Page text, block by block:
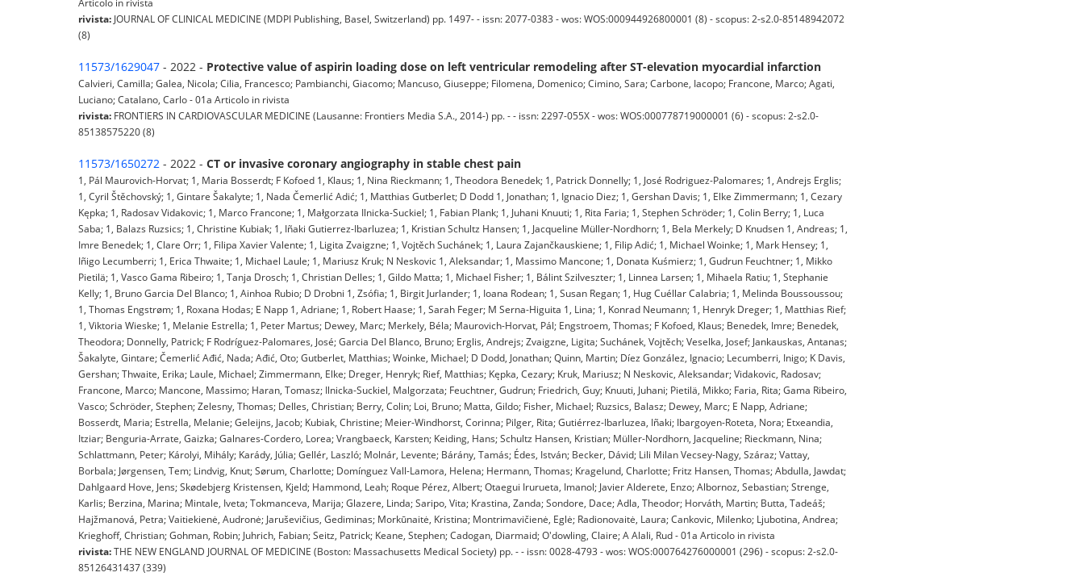
rivista: JOURNAL OF CLINICAL MEDICINE (MDPI Publishing, Basel, Switzerland) pp. 1497- - issn: 2077-0383 - wos: WOS:000944926800001 (8) - scopus: 2-s2.0-85148942072
(8)
11573/1629047 - 2022 - Protective value of aspirin loading dose on left ventricular remodeling after ST-elevation myocardial infarction
Calvieri, Camilla; Galea, Nicola; Cilia, Francesco; Pambianchi, Giacomo; Mancuso, Giuseppe; Filomena, Domenico; Cimino, Sara; Carbone, Iacopo; Francone, Marco; Agati,
Luciano; Catalano, Carlo - 01a Articolo in rivista
rivista: FRONTIERS IN CARDIOVASCULAR MEDICINE (Lausanne: Frontiers Media S.A., 2014-) pp. - - issn: 2297-055X - wos: WOS:000778719000001 (6) - scopus: 2-s2.0-
85138575220 (8)
11573/1650272 - 2022 - CT or invasive coronary angiography in stable chest pain
1, Pál Maurovich-Horvat; 1, Maria Bosserdt; F Kofoed 1, Klaus; 1, Nina Rieckmann; 1, Theodora Benedek; 1, Patrick Donnelly; 1, José Rodriguez-Palomares; 1, Andrejs Erglis;
1, Cyril Štěchovský; 1, Gintare Šakalyte; 1, Nada Čemerlić Adić; 1, Matthias Gutberlet; D Dodd 1, Jonathan; 1, Ignacio Diez; 1, Gershan Davis; 1, Elke Zimmermann; 1, Cezary
Kępka; 1, Radosav Vidakovic; 1, Marco Francone; 1, Małgorzata Ilnicka-Suckiel; 1, Fabian Plank; 1, Juhani Knuuti; 1, Rita Faria; 1, Stephen Schröder; 1, Colin Berry; 1, Luca
Saba; 1, Balazs Ruzsics; 1, Christine Kubiak; 1, Iñaki Gutierrez-Ibarluzea; 1, Kristian Schultz Hansen; 1, Jacqueline Müller-Nordhorn; 1, Bela Merkely; D Knudsen 1, Andreas; 1,
Imre Benedek; 1, Clare Orr; 1, Filipa Xavier Valente; 1, Ligita Zvaigzne; 1, Vojtěch Suchánek; 1, Laura Zajančkauskiene; 1, Filip Adić; 1, Michael Woinke; 1, Mark Hensey; 1,
Iñigo Lecumberri; 1, Erica Thwaite; 1, Michael Laule; 1, Mariusz Kruk; N Neskovic 1, Aleksandar; 1, Massimo Mancone; 1, Donata Kuśmierz; 1, Gudrun Feuchtner; 1, Mikko
Pietilä; 1, Vasco Gama Ribeiro; 1, Tanja Drosch; 1, Christian Delles; 1, Gildo Matta; 1, Michael Fisher; 1, Bálint Szilveszter; 1, Linnea Larsen; 1, Mihaela Ratiu; 1, Stephanie
Kelly; 1, Bruno Garcia Del Blanco; 1, Ainhoa Rubio; D Drobni 1, Zsófia; 1, Birgit Jurlander; 1, Ioana Rodean; 1, Susan Regan; 1, Hug Cuéllar Calabria; 1, Melinda Boussoussou;
1, Thomas Engstrøm; 1, Roxana Hodas; E Napp 1, Adriane; 1, Robert Haase; 1, Sarah Feger; M Serna-Higuita 1, Lina; 1, Konrad Neumann; 1, Henryk Dreger; 1, Matthias Rief;
1, Viktoria Wieske; 1, Melanie Estrella; 1, Peter Martus; Dewey, Marc; Merkely, Béla; Maurovich-Horvat, Pál; Engstroem, Thomas; F Kofoed, Klaus; Benedek, Imre; Benedek,
Theodora; Donnelly, Patrick; F Rodríguez-Palomares, José; Garcia Del Blanco, Bruno; Erglis, Andrejs; Zvaigzne, Ligita; Suchánek, Vojtěch; Veselka, Josef; Jankauskas, Antanas;
Šakalyte, Gintare; Čemerlić Ađić, Nada; Ađić, Oto; Gutberlet, Matthias; Woinke, Michael; D Dodd, Jonathan; Quinn, Martin; Díez González, Ignacio; Lecumberri, Inigo; K Davis,
Gershan; Thwaite, Erika; Laule, Michael; Zimmermann, Elke; Dreger, Henryk; Rief, Matthias; Kępka, Cezary; Kruk, Mariusz; N Neskovic, Aleksandar; Vidakovic, Radosav;
Francone, Marco; Mancone, Massimo; Haran, Tomasz; Ilnicka-Suckiel, Malgorzata; Feuchtner, Gudrun; Friedrich, Guy; Knuuti, Juhani; Pietilä, Mikko; Faria, Rita; Gama Ribeiro,
Vasco; Schröder, Stephen; Zelesny, Thomas; Delles, Christian; Berry, Colin; Loi, Bruno; Matta, Gildo; Fisher, Michael; Ruzsics, Balasz; Dewey, Marc; E Napp, Adriane;
Bosserdt, Maria; Estrella, Melanie; Geleijns, Jacob; Kubiak, Christine; Meier-Windhorst, Corinna; Pilger, Rita; Gutiérrez-Ibarluzea, Iñaki; Ibargoyen-Roteta, Nora; Etxeandia,
Itziar; Benguria-Arrate, Gaizka; Galnares-Cordero, Lorea; Vrangbaeck, Karsten; Keiding, Hans; Schultz Hansen, Kristian; Müller-Nordhorn, Jacqueline; Rieckmann, Nina;
Schlattmann, Peter; Károlyi, Mihály; Karády, Júlia; Gellér, Laszló; Molnár, Levente; Bárány, Tamás; Édes, István; Becker, Dávid; Lili Milan Vecsey-Nagy, Száraz; Vattay,
Borbala; Jørgensen, Tem; Lindvig, Knut; Sørum, Charlotte; Domínguez Vall-Lamora, Helena; Hermann, Thomas; Kragelund, Charlotte; Fritz Hansen, Thomas; Abdulla, Jawdat;
Dahlgaard Hove, Jens; Skødebjerg Kristensen, Kjeld; Hammond, Leah; Roque Pérez, Albert; Otaegui Irurueta, Imanol; Javier Alderete, Enzo; Albornoz, Sebastian; Strenge,
Karlis; Berzina, Marina; Mintale, Iveta; Tokmanceva, Marija; Glazere, Linda; Saripo, Vita; Krastina, Zanda; Sondore, Dace; Adla, Theodor; Horváth, Martin; Butta, Tadeáš;
Hajžmanová, Petra; Vaitiekienė, Audronė; Jaruševičius, Gediminas; Morkūnaitė, Kristina; Montrimavičienė, Eglė; Radionovaitė, Laura; Cankovic, Milenko; Ljubotina, Andrea;
Krieghoff, Christian; Gohman, Robin; Juhrich, Fabian; Seitz, Patrick; Keane, Stephen; Cadogan, Diarmaid; O'dowling, Claire; A Alali, Rud - 01a Articolo in rivista
rivista:THE NEW ENGLAND JOURNAL OF MEDICINE (Boston: Massachusetts Medical Society) pp. - - issn: 0028-4793 - wos: WOS:000764276000001 (296) - scopus: 2-s2.0-
85126431437 (339)